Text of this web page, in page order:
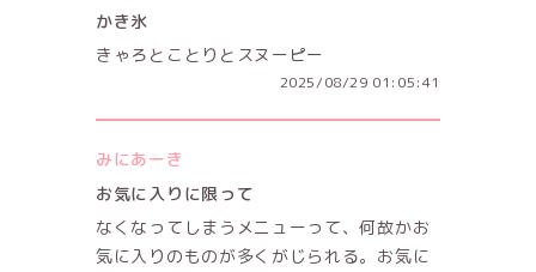
かき氷
きゃろとことりとスヌーピー
2025/08/29 01:05:41
みにあーき
お気に入りに限って
なくなってしまうメニューって、何故かお
気に入りのものが多くがじられる。お気に